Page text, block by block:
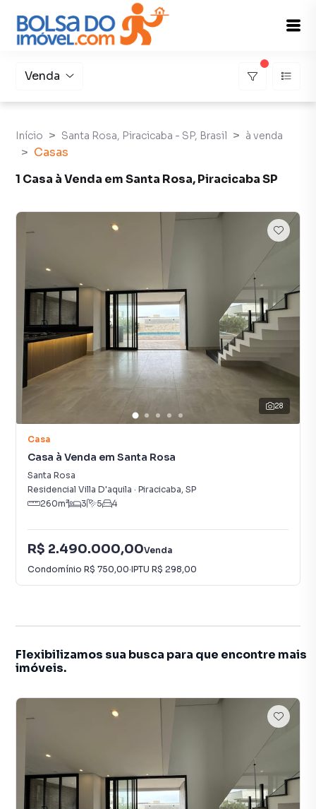
Venda
Início Santa Rosa, Piracicaba - SP, Brasil à venda
Casas
1 Casa à Venda em Santa Rosa, Piracicaba SP
28
Casa
Casa à Venda em Santa Rosa
Santa Rosa
Residencial Villa D'aquila · Piracicaba, SP
260m² 3 5 4
R$ 2.490.000,00Venda
Condomínio R$ 750,00·IPTU R$ 298,00
Flexibilizamos sua busca para que encontre mais
imóveis.